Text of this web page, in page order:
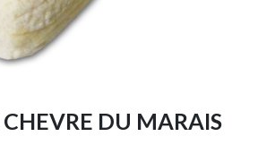
DU MARAIS